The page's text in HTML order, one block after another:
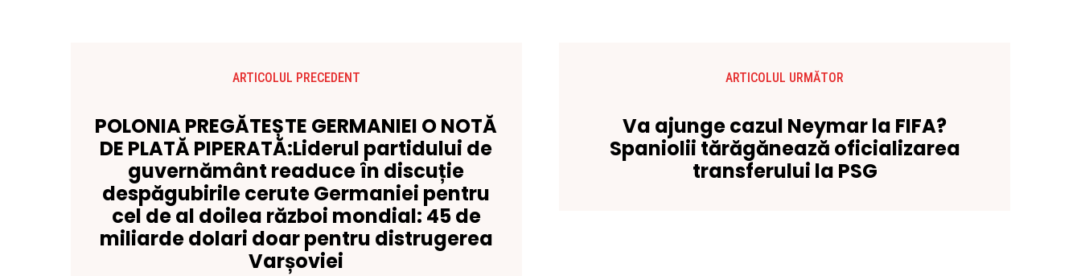
ARTICOLUL PRECEDENT
POLONIA PREGĂTEȘTE GERMANIEI O NOTĂ
DE PLATĂ PIPERATĂ:Liderul partidului de
guvernământ readuce în discuție
despăgubirile cerute Germaniei pentru
cel de al doilea război mondial: 45 de
miliarde dolari doar pentru distrugerea
Varșoviei
ARTICOLUL URMĂTOR
Va ajunge cazul Neymar la FIFA?
Spaniolii tărăgănează oficializarea
transferului la PSG